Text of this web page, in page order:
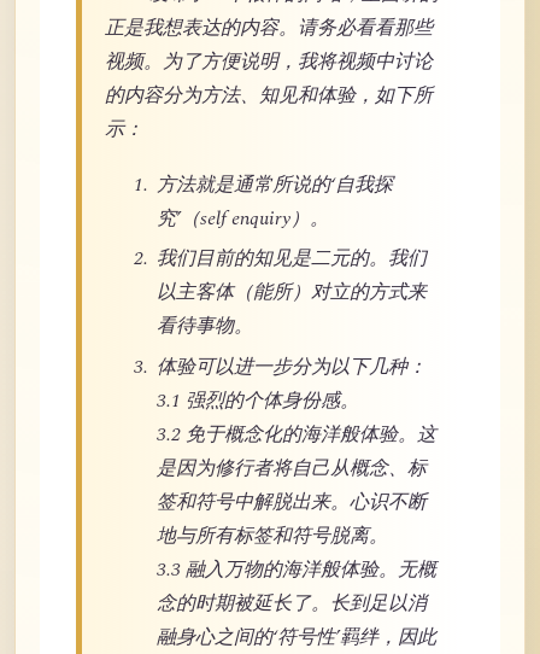
正是我想表达的内容。请务必看看那些
视频。为了方便说明，我将视频中讨论
的内容分为方法、知见和体验，如下所
示：
方法就是通常所说的‘自我探
究’（self enquiry）。
我们目前的知见是二元的。我们
以主客体（能所）对立的方式来
看待事物。
体验可以进一步分为以下几种：
3.1 强烈的个体身份感。
3.2 免于概念化的海洋般体验。这
是因为修行者将自己从概念、标
签和符号中解脱出来。心识不断
地与所有标签和符号脱离。
3.3 融入万物的海洋般体验。无概
念的时期被延长了。长到足以消
融身心之间的‘符号性’羁绊，因此